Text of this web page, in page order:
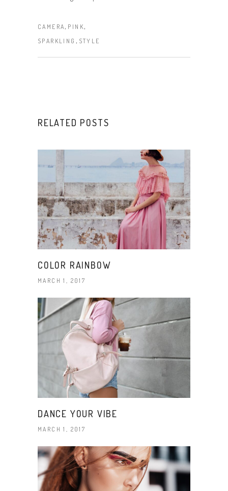
CAMERA, PINK,
SPARKLING , STYLE
RELATED POSTS
COLOR RAINBOW
MARCH 1, 2017
DANCE YOUR VIBE
MARCH 1, 2017